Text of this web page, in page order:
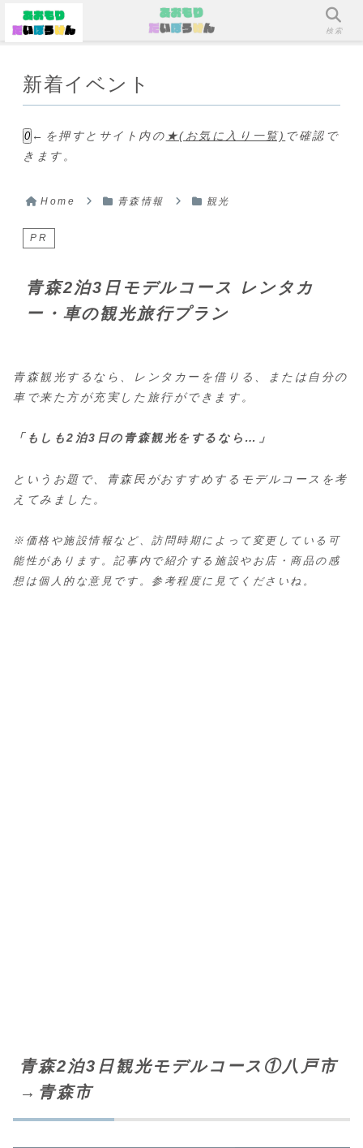
新着イベント
0 ←を押すとサイト内の ★(お気に入り一覧) で確認で
きます。
Home 青森情報 観光
PR
青森2泊3日モデルコース レンタカ
ー・車の観光旅行プラン
青森観光するなら、レンタカーを借りる、または自分の
車で来た方が充実した旅行ができます。
「もしも2泊3日の青森観光をするなら…」
というお題で、青森民がおすすめするモデルコースを考
えてみました。
※価格や施設情報など、訪問時期によって変更している可
能性があります。記事内で紹介する施設やお店・商品の感
想は個人的な意見です。参考程度に見てくださいね。
青森2泊3日観光モデルコース①八戸市
→青森市
メニュー 検索